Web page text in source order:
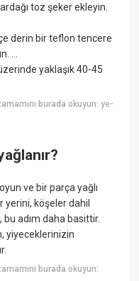
toz şeker ekleyin.
derin bir teflon tencere
...
yaklaşık 40-45
burada okuyun: ye-
ve bir parça yağlı
yerini, köşeler dahil
bu adım daha basittir.
yiyeceklerinizin
burada okuyun: